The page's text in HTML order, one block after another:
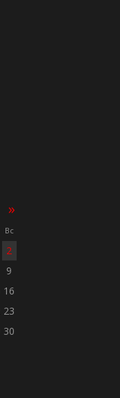
»
Вс
2
9
16
23
30